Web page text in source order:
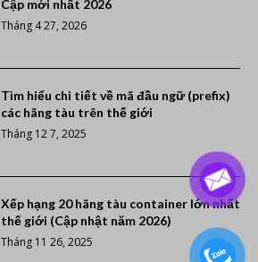
Cập mới nhất 2026
Tháng 4 27, 2026
Tìm hiểu chi tiết về mã đầu ngữ (prefix)
các hãng tàu trên thế giới
Tháng 12 7, 2025
Xếp hạng 20 hãng tàu container lớn nhất
thế giới (Cập nhật năm 2026)
Tháng 11 26, 2025